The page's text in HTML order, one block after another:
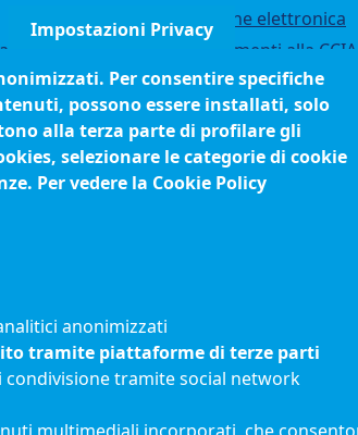
Fatturazione elettronica
IBAN pagamenti alla
Questionari soddisfazione
utenti
Impostazioni Privacy
Per consentire specifiche
possono essere installati, solo
alla terza parte di profilare gli
selezionare le categorie di cookie
Per vedere la Cookie Policy
anonimizzati
tramite piattaforme di terze parti
condivisione tramite social network